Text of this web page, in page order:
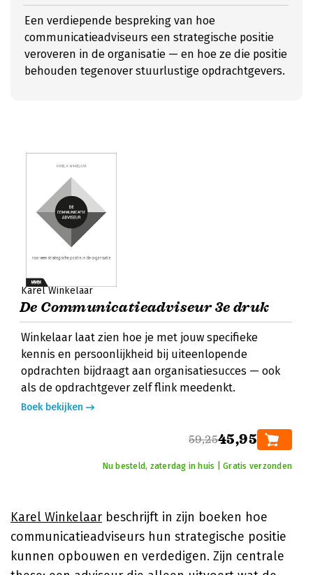
Een verdiepende bespreking van hoe
communicatieadviseurs een strategische positie
veroveren in de organisatie — en hoe ze die positie
behouden tegenover stuurlustige opdrachtgevers.
Karel Winkelaar
De Communicatieadviseur 3e druk
Winkelaar laat zien hoe je met jouw specifieke
kennis en persoonlijkheid bij uiteenlopende
opdrachten bijdraagt aan organisatiesucces — ook
als de opdrachtgever zelf flink meedenkt.
Boek bekijken
59,2545,95
Nu besteld, zaterdag in huis | Gratis verzonden
Karel Winkelaar beschrijft in zijn boeken hoe
communicatieadviseurs hun strategische positie
kunnen opbouwen en verdedigen. Zijn centrale